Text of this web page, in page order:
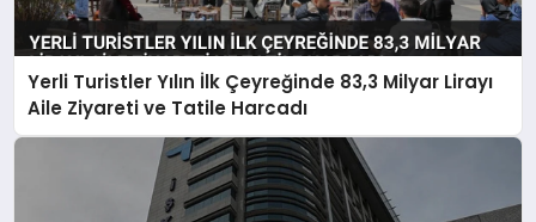
Yerli Turistler Yılın İlk Çeyreğinde 83,3 Milyar Lirayı
Aile Ziyareti ve Tatile Harcadı